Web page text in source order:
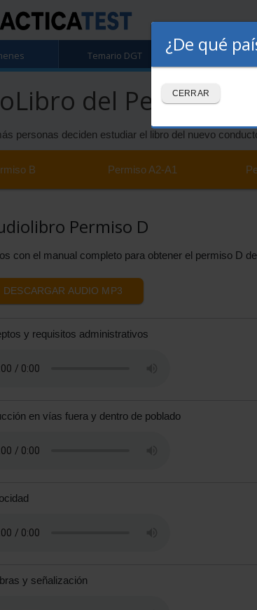
Temario DGT Premium
del Permiso D
personas deciden estudiar el libro del nuevo
B Permiso A2-A1
Permiso D
con el manual completo para obtener el permiso D
DESCARGAR AUDIO MP3
y requisitos administrativos
en vías fuera y dentro de poblado
y señalización
¿De qué
CERRAR